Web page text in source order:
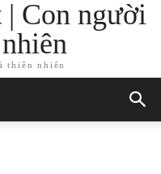
Con người
thiên nhiên